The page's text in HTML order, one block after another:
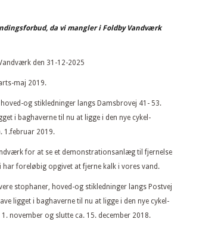
da vi mangler i Foldby Vandværk
den 31-12-2025
maj 2019.
og stikledninger langs Damsbrovej 41- 53.
i baghaverne til nu at ligge i den nye cykel-
1.februar 2019.
for at se et demonstrationsanlæg til fjernelse
har foreløbig opgivet at fjerne kalk i vores vand.
stophaner, hoved-og stikledninger langs Postvej
ligget i baghaverne til nu at ligge i den nye cykel-
november og slutte ca. 15. december 2018.